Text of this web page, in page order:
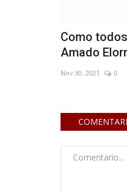
Como
Amado
Nov 30, 2021 0
el